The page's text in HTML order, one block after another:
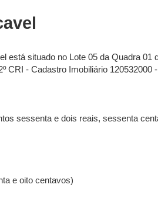
situado no Lote 05 da Quadra 01
- Cadastro Imobiliário
sessenta e dois reais, sessenta
e oito centavos)